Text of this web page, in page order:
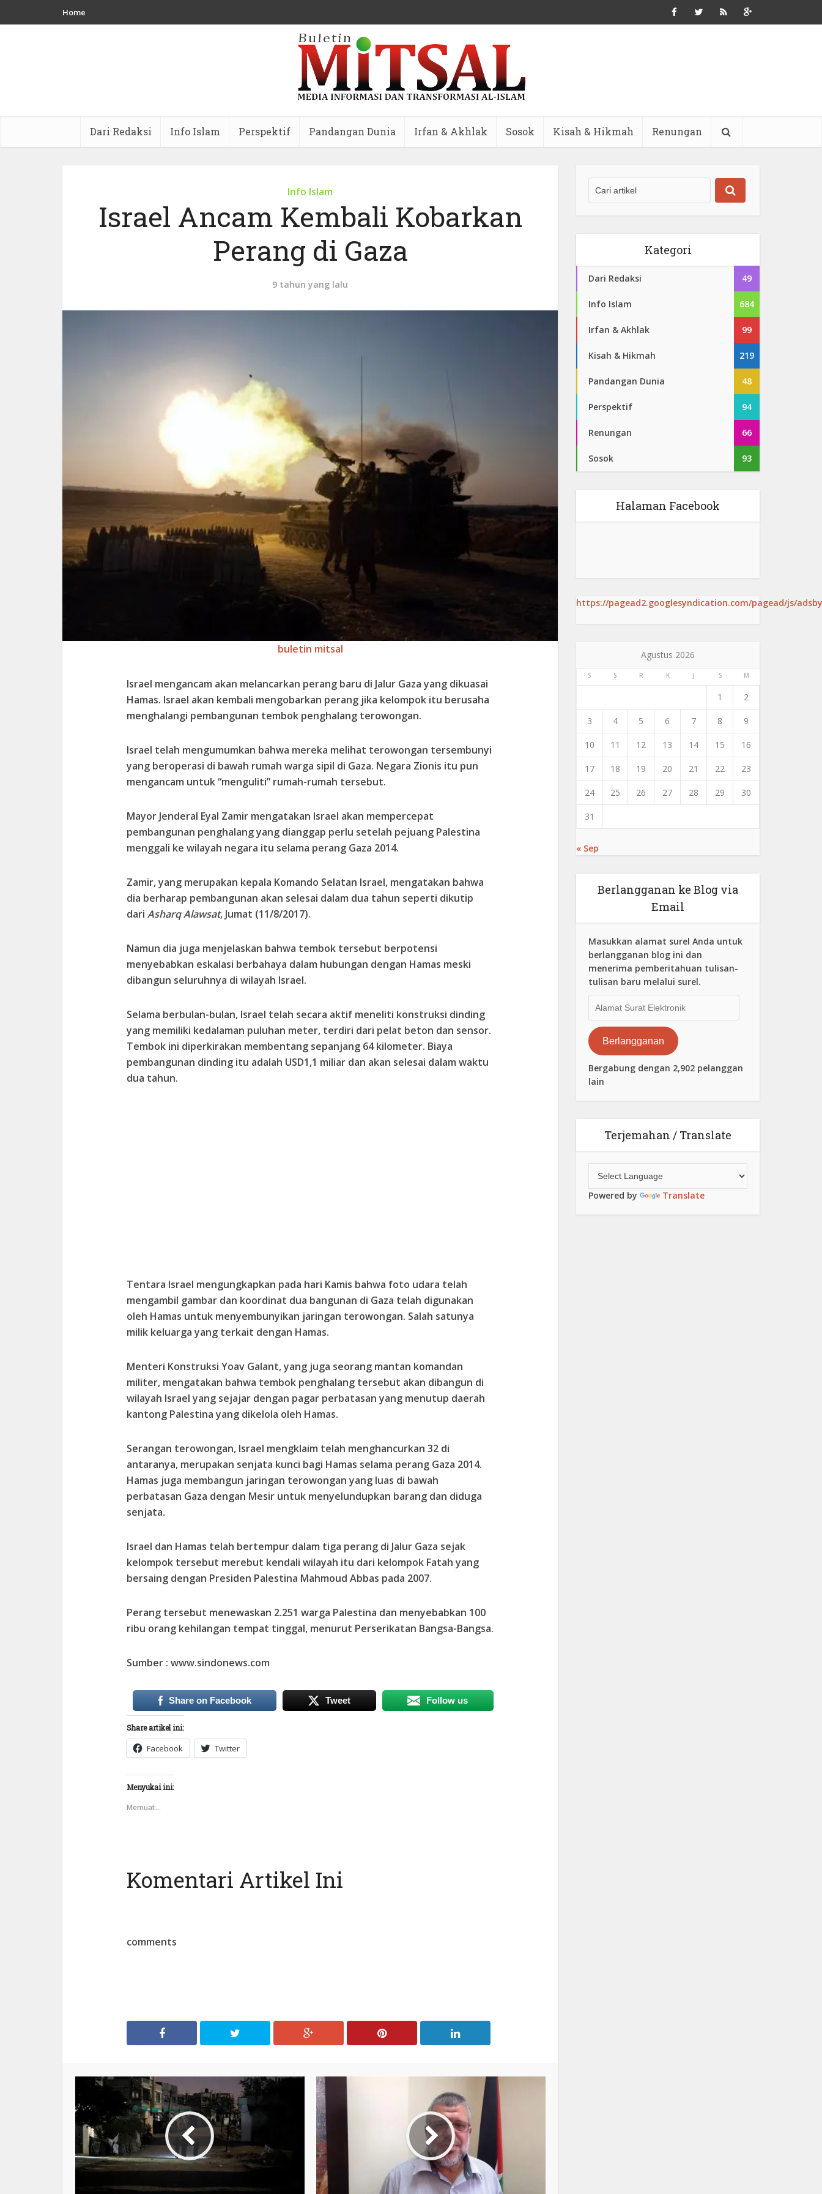
Home
Dari Redaksi Info Islam Perspektif Pandangan Dunia Irfan & Akhlak Sosok Kisah & Hikmah Renungan
Info Islam
Israel Ancam Kembali Kobarkan
Perang di Gaza
9 tahun yang lalu
buletin mitsal
Israel mengancam akan melancarkan perang baru di Jalur Gaza yang dikuasai
Hamas. Israel akan kembali mengobarkan perang jika kelompok itu berusaha
menghalangi pembangunan tembok penghalang terowongan.
Israel telah mengumumkan bahwa mereka melihat terowongan tersembunyi
yang beroperasi di bawah rumah warga sipil di Gaza. Negara Zionis itu pun
mengancam untuk “menguliti” rumah-rumah tersebut.
Mayor Jenderal Eyal Zamir mengatakan Israel akan mempercepat
pembangunan penghalang yang dianggap perlu setelah pejuang Palestina
menggali ke wilayah negara itu selama perang Gaza 2014.
Zamir, yang merupakan kepala Komando Selatan Israel, mengatakan bahwa
dia berharap pembangunan akan selesai dalam dua tahun seperti dikutip
dari Asharq Alawsat, Jumat (11/8/2017).
Namun dia juga menjelaskan bahwa tembok tersebut berpotensi
menyebabkan eskalasi berbahaya dalam hubungan dengan Hamas meski
dibangun seluruhnya di wilayah Israel.
Selama berbulan-bulan, Israel telah secara aktif meneliti konstruksi dinding
yang memiliki kedalaman puluhan meter, terdiri dari pelat beton dan sensor.
Tembok ini diperkirakan membentang sepanjang 64 kilometer. Biaya
pembangunan dinding itu adalah USD1,1 miliar dan akan selesai dalam waktu
dua tahun.
Tentara Israel mengungkapkan pada hari Kamis bahwa foto udara telah
mengambil gambar dan koordinat dua bangunan di Gaza telah digunakan
oleh Hamas untuk menyembunyikan jaringan terowongan. Salah satunya
milik keluarga yang terkait dengan Hamas.
Menteri Konstruksi Yoav Galant, yang juga seorang mantan komandan
militer, mengatakan bahwa tembok penghalang tersebut akan dibangun di
wilayah Israel yang sejajar dengan pagar perbatasan yang menutup daerah
kantong Palestina yang dikelola oleh Hamas.
Serangan terowongan, Israel mengklaim telah menghancurkan 32 di
antaranya, merupakan senjata kunci bagi Hamas selama perang Gaza 2014.
Hamas juga membangun jaringan terowongan yang luas di bawah
perbatasan Gaza dengan Mesir untuk menyelundupkan barang dan diduga
senjata.
Israel dan Hamas telah bertempur dalam tiga perang di Jalur Gaza sejak
kelompok tersebut merebut kendali wilayah itu dari kelompok Fatah yang
bersaing dengan Presiden Palestina Mahmoud Abbas pada 2007.
Perang tersebut menewaskan 2.251 warga Palestina dan menyebabkan 100
ribu orang kehilangan tempat tinggal, menurut Perserikatan Bangsa-Bangsa.
Sumber : www.sindonews.com
Share on Facebook Tweet Follow us
Share artikel ini:
Facebook Twitter
Menyukai ini:
Memuat...
Komentari Artikel Ini
comments
Kategori
Dari Redaksi 49
Info Islam 684
Irfan & Akhlak 99
Kisah & Hikmah 219
Pandangan Dunia 48
Perspektif 94
Renungan 66
Sosok 93
Halaman Facebook
https://pagead2.googlesyndication.com/pagead/js/
Agustus 2026
S S R K J S M
1 2
3 4 5 6 7 8 9
10 11 12 13 14 15 16
17 18 19 20 21 22 23
24 25 26 27 28 29 30
31
« Sep
Berlangganan ke Blog via
Email
Masukkan alamat surel Anda untuk
berlangganan blog ini dan
menerima pemberitahuan tulisan-
tulisan baru melalui surel.
Surat
Elektronik
Berlangganan
Bergabung dengan 2,902 pelanggan
lain
Terjemahan / Translate
Powered by Translate